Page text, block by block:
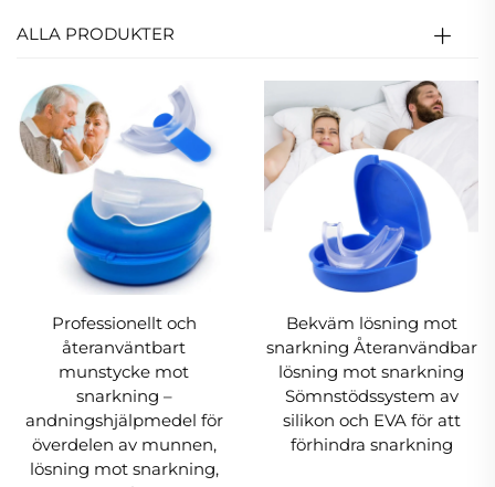
unika munegenskaper och behov. Utvecklade i
tillverkade av högkvalitativa medicinska
material säkerställer vår produkt att du får en
fridfull, snarkfri sömn.
Medicinska material
Tack vare användningen av högkvalitativa
material och ett antibakteriellt fodral är våra
näsventiler byggda för långvarig användning.
Dessa näsdilatatorer är bekväma, lätta att
använda och enkla att rengöra.
Utveckling & Hantverk
Denna anti-snarkningsutrustning har
ALLA PRODUKTER
Professionellt och
återanväntbart
munstycke mot
snarkning –
andningshjälpmedel för
överdelen av munnen,
lösning mot snarkning,
Bekväm lösning mot
snarkning Återanvändbar
lösning mot snarkning
Sömnstödssystem av
silikon och EVA för att
förhindra snarkning